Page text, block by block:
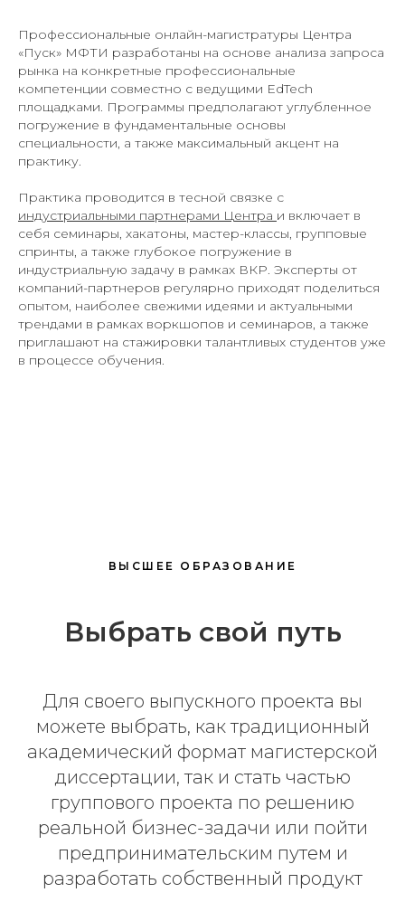
Профессиональные онлайн-магистратуры Центра
«Пуск» МФТИ разработаны на основе анализа запроса
рынка на конкретные профессиональные
компетенции совместно с ведущими EdTech
площадками. Программы предполагают углубленное
погружение в фундаментальные основы
специальности, а также максимальный акцент на
практику.
Практика проводится в тесной связке с
индустриальными партнерами Центра и включает в
себя семинары, хакатоны, мастер-классы, групповые
спринты, а также глубокое погружение в
индустриальную задачу в рамках ВКР. Эксперты от
компаний-партнеров регулярно приходят поделиться
опытом, наиболее свежими идеями и актуальными
трендами в рамках воркшопов и семинаров, а также
приглашают на стажировки талантливых студентов уже
в процессе обучения.
ВЫСШЕЕ ОБРАЗОВАНИЕ
Выбрать свой путь
Для своего выпускного проекта вы
можете выбрать, как традиционный
академический формат магистерской
диссертации, так и стать частью
группового проекта по решению
реальной бизнес-задачи или пойти
предпринимательским путем и
разработать собственный продукт